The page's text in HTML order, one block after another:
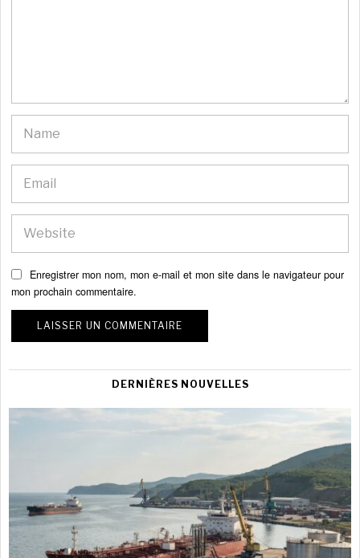
Enregistrer mon nom, mon e-mail et mon site dans le navigateur pour
mon prochain commentaire.
DERNIÈRES NOUVELLES